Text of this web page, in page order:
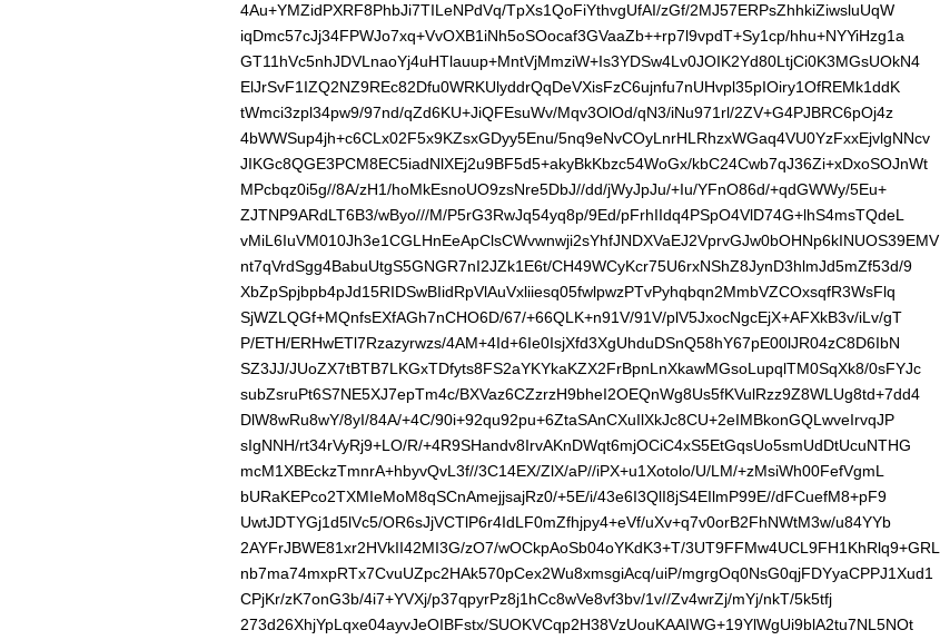
4Au+YMZidPXRF8PhbJi7TILeNPdVq/TpXs1QoFiYthvgUfAI/zGf/2MJ57ERPsZhhkiZiwsluUqW
iqDmc57cJj34FPWJo7xq+VvOXB1iNh5oSOocaf3GVaaZb++rp7l9vpdT+Sy1cp/hhu+NYYiHzg1a
GT11hVc5nhJDVLnaoYj4uHTlauup+MntVjMmziW+Is3YDSw4Lv0JOIK2Yd80LtjCi0K3MGsUOkN4
ElJrSvF1IZQ2NZ9REc82Dfu0WRKUlyddrQqDeVXisFzC6ujnfu7nUHvpl35pIOiry1OfREMk1ddK
tWmci3zpl34pw9/97nd/qZd6KU+JiQFEsuWv/Mqv3OlOd/qN3/iNu971rl/2ZV+G4PJBRC6pOj4z
4bWWSup4jh+c6CLx02F5x9KZsxGDyy5Enu/5nq9eNvCOyLnrHLRhzxWGaq4VU0YzFxxEjvlgNNcv
JIKGc8QGE3PCM8EC5iadNlXEj2u9BF5d5+akyBkKbzc54WoGx/kbC24Cwb7qJ36Zi+xDxoSOJnWt
MPcbqz0i5g//8A/zH1/hoMkEsnoUO9zsNre5DbJ//dd/jWyJpJu/+Iu/YFnO86d/+qdGWWy/5Eu+
ZJTNP9ARdLT6B3/wByo///M/P5rG3RwJq54yq8p/9Ed/pFrhIIdq4PSpO4VlD74G+lhS4msTQdeL
vMiL6IuVM010Jh3e1CGLHnEeApClsCWvwnwji2sYhfJNDXVaEJ2VprvGJw0bOHNp6kINUOS39EMV
nt7qVrdSgg4BabuUtgS5GNGR7nI2JZk1E6t/CH49WCyKcr75U6rxNShZ8JynD3hlmJd5mZf53d/9
XbZpSpjbpb4pJd15RIDSwBIidRpVlAuVxliiesq05fwlpwzPTvPyhqbqn2MmbVZCOxsqfR3WsFlq
SjWZLQGf+MQnfsEXfAGh7nCHO6D/67/+66QLK+n91V/91V/plV5JxocNgcEjX+AFXkB3v/iLv/gT
P/ETH/ERHwETl7Rzazyrwzs/4AM+4Id+6Ie0IsjXfd3XgUhduDSnQ58hY67pE00lJR04zC8D6IbN
SZ3JJ/JUoZX7tBTB7LKGxTDfyts8FS2aYKYkaKZX2FrBpnLnXkawMGsoLupqlTM0SqXk8/0sFYJc
subZsruPt6S7NE5XJ7epTm4c/BXVaz6CZzrzH9bheI2OEQnWg8Us5fKVulRzz9Z8WLUg8td+7dd4
DlW8wRu8wY/8yI/84A/+4C/90i+92qu92pu+6ZtaSAnCXuIlXkJc8CU+2eIMBkonGQLwveIrvqJP
sIgNNH/rt34rVyRj9+LO/R/+4R9SHandv8IrvAKnDWqt6mjOCiC4xS5EtGqsUo5smUdDtUcuNTHG
mcM1XBEckzTmnrA+hbyvQvL3f//3C14EX/ZlX/aP//iPX+u1Xotolo/U/LM/+zMsiWh00FefVgmL
bURaKEPco2TXMIeMoM8qSCnAmejjsajRz0/+5E/i/43e6I3QlI8jS4EIlmP99E//dFCuefM8+pF9
UwtJDTYGj1d5lVc5/OR6sJjVCTlP6r4IdLF0mZfhjpy4+eVf/uXv+q7v0orB2FhNWtM3w/u84YYb
2AYFrJBWE81xr2HVkII42MI3G/zO7/wOCkpAoSb04oYKdK3+T/3UT9FFMw4UCL9FH1KhRlq9+GRL
nb7ma74mxpRTx7CvuUZpc2HAk570pCex2Wu8xmsgiAcq/uiP/mgrgOq0NsG0qjFDYyaCPPJ1Xud1
CPjKr/zK7onG3b/4i7+YVXj/p37qpyrPz8j1hCc8wVe8vf3bv/1v//Zv4wrZj/mYj/nkT/5k5tfj
273d26XhjYpLqxe04ayvJeOIBFstx/SUOKVCqp2H38VzUouKAAIWG+19YlWgUi9blA2tu7NL5NOt